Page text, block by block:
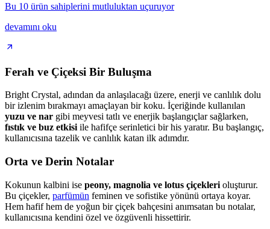
Bu 10 ürün sahiplerini mutluluktan uçuruyor
devamını oku
Ferah ve Çiçeksi Bir Buluşma
Bright Crystal, adından da anlaşılacağı üzere, enerji ve canlılık dolu
bir izlenim bırakmayı amaçlayan bir koku. İçeriğinde kullanılan
yuzu ve nar gibi meyvesi tatlı ve enerjik başlangıçlar sağlarken,
fıstık ve buz etkisi ile hafifçe serinletici bir his yaratır. Bu başlangıç,
kullanıcısına tazelik ve canlılık katan ilk adımdır.
Orta ve Derin Notalar
Kokunun kalbini ise peony, magnolia ve lotus çiçekleri oluşturur.
Bu çiçekler, parfümün feminen ve sofistike yönünü ortaya koyar.
Hem hafif hem de yoğun bir çiçek bahçesini anımsatan bu notalar,
kullanıcısına kendini özel ve özgüvenli hissettirir.